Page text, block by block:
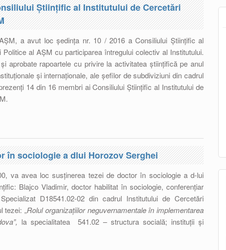
Ştiinţific al Institutului de Cercetări
a avut loc ședinţa nr. 10 / 2016 a Consiliului Ştiinţific al
al AŞM cu participarea întregului colectiv al Institutului.
aprobate rapoartele cu privire la activitatea științifică pe anul
și internaționale, ale șefilor de subdiviziuni din cadrul
14 din 16 membri ai Consiliului Ştiinţific al Institutului de
în sociologie a dlui Horozov Serghei
va avea loc susținerea tezei de doctor în sociologie a d-lui
Blajсo Vladimir, doctor habilitat în sociologie, conferențiar
D18541.02-02 din cadrul Institutului de Cercetări
tezei: „Rolul organizaţiilor neguvernamentale în implementarea
”, la specialitatea 541.02 – structura socială; instituţii şi